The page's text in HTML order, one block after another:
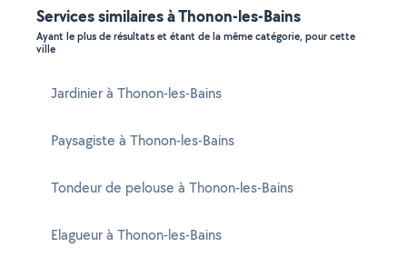
Services similaires à Thonon-les-Bains
Ayant le plus de résultats et étant de la même catégorie, pour cette
ville
Jardinier à Thonon-les-Bains
Paysagiste à Thonon-les-Bains
Tondeur de pelouse à Thonon-les-Bains
Elagueur à Thonon-les-Bains